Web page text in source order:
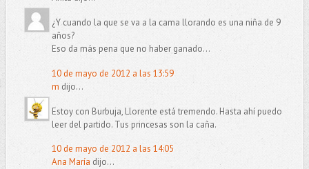
¿Y cuando la que se va a la cama llorando es una niña de 9
años?
Eso da más pena que no haber ganado...
10 de mayo de 2012 a las 13:59
m dijo...
Estoy con Burbuja, Llorente está tremendo. Hasta ahí puedo
leer del partido. Tus princesas son la caña.
10 de mayo de 2012 a las 14:05
Ana María dijo...